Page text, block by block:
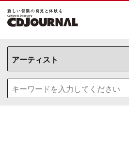
新しい⾳楽の発⾒と体験を